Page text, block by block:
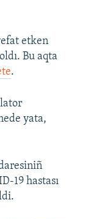
etken
Bu aqta
.
yata,
19 hastası